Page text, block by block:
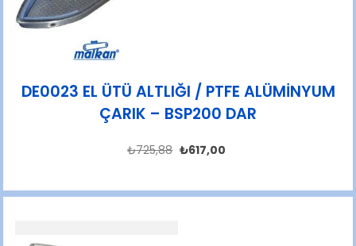
DE0023 EL ÜTÜ ALTLIĞI / PTFE ALÜMİNYUM
ÇARIK – BSP200 DAR
₺725,88 ₺617,00